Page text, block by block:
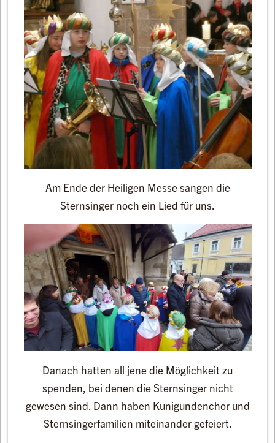
Am Ende der Heiligen Messe sangen die
Sternsinger noch ein Lied für uns.
Danach hatten all jene die Möglichkeit zu
spenden, bei denen die Sternsinger nicht
gewesen sind. Dann haben Kunigundenchor und
Sternsingerfamilien miteinander gefeiert.